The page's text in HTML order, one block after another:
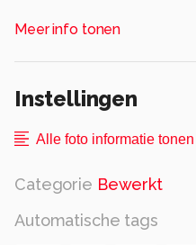
Alle rechten voorbehouden
Meer info tonen
Instellingen
Alle foto informatie tonen
Categorie Bewerkt
Automatische tags